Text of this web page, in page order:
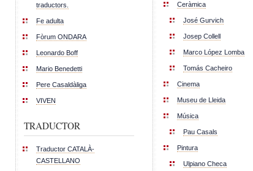
traductors.
Fe adulta
Fòrum ONDARA
Leonardo Boff
Mario Benedetti
Pere Casaldàliga
VIVEN
TRADUCTOR
Traductor CATALÀ-
CASTELLANO
Ceràmica
José Gurvich
Josep Collell
Marco López Lomba
Tomás Cacheiro
Cinema
Museu de Lleida
Música
Pau Casals
Pintura
Ulpiano Checa